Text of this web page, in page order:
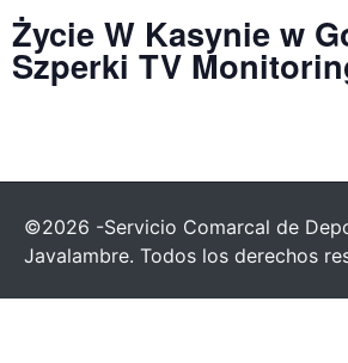
Życie W Kasynie w
Szperki TV
©2026 -Servicio Comarcal de
Javalambre. Todos los derechos